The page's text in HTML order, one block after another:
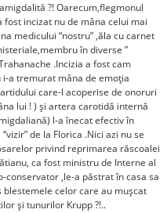
?! Oarecum,flegmonul
incizat nu de mâna celui mai
medicului “nostru” ,ăla cu carnet
în diverse ”
.Incizia a fost cam
a tremurat mâna de emoţia
care-l acoperise de onoruri
lui ! ) şi artera carotidă internă
l-a înecat efectiv în
de la Florica .Nici azi nu se
privind reprimarea răscoalei
ca fost ministru de Interne al
,le-a păstrat în casa sa
celor care au muşcat
şi tunurilor Krupp ?!..